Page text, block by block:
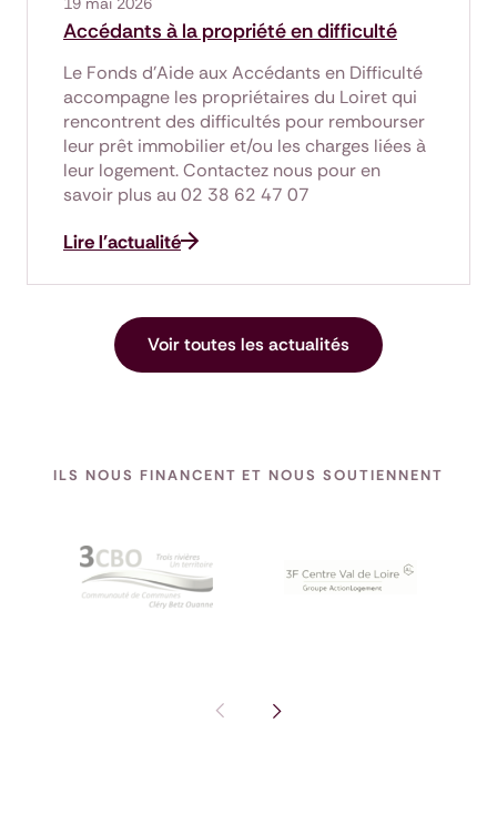
Accédants à la propriété en difficulté
Le Fonds d'Aide aux Accédants en Difficulté
accompagne les propriétaires du Loiret qui
rencontrent des difficultés pour rembourser
leur prêt immobilier et/ou les charges liées à
leur logement. Contactez nous pour en
savoir plus au 02 38 62 47 07
Lire l'actualité
Voir toutes les actualités
ILS NOUS FINANCENT ET NOUS SOUTIENNENT
Pas de diapositive précédente :
Voir la diapositive